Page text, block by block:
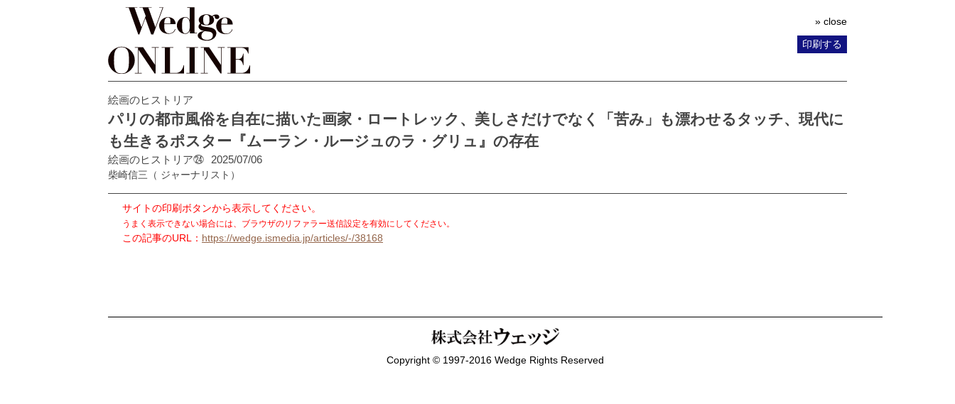
» close
印刷する
絵画のヒストリア
パリの都市風俗を自在に描いた画家・ロートレック、美しさだけでなく「苦み」も漂わせるタッチ、現代に
も生きるポスター『ムーラン・ルージュのラ・グリュ』の存在
絵画のヒストリア㉔ 2025/07/06
柴崎信三 （ ジャーナリスト）
サイトの印刷ボタンから表示してください。
うまく表示できない場合には、ブラウザのリファラー送信設定を有効にしてください。
この記事のURL： https://wedge.ismedia.jp/articles/-/38168
Copyright © 1997-2016 Wedge Rights Reserved